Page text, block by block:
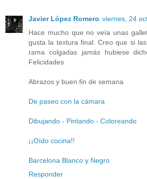
Javier López Romero viernes, 24
Hace mucho que no veía unas
gusta la textura final. Creo que si
rama colgadas jamás hubiese
Felicidades
Abrazos y buen fin de semana
De paseo con la cámara
Dibujando - Pintando - Coloreando
¡¡Oído cocina!!
Barcelona Blanco y Negro
Responder